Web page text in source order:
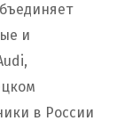
и
в России